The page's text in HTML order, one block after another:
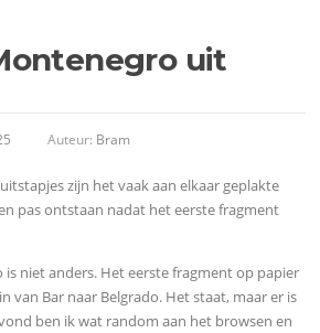
uit
Auteur: Bram
zijn het vaak aan elkaar geplakte
pas ontstaan nadat het eerste fragment
niet anders. Het eerste fragment op papier
van Bar naar Belgrado. Het staat, maar er is
ben ik wat random aan het browsen en